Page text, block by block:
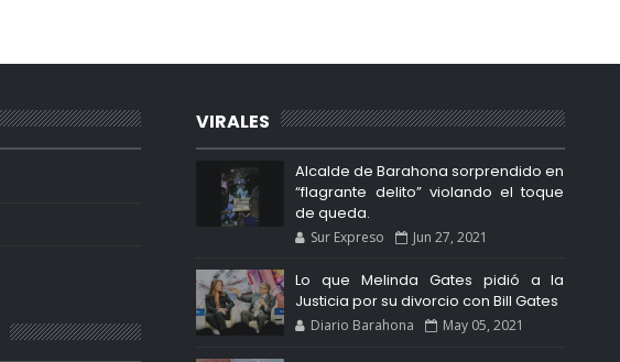
VIRALES
Alcalde de Barahona sorprendido en
“flagrante delito” violando el toque
de queda.
Sur Expreso Jun 27, 2021
Lo que Melinda Gates pidió a la
Justicia por su divorcio con Bill Gates
Diario Barahona May 05, 2021